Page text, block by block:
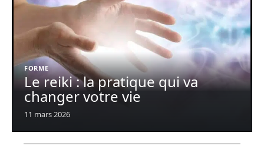
FORME
Le reiki : la pratique qui va
changer votre vie
11 mars 2026